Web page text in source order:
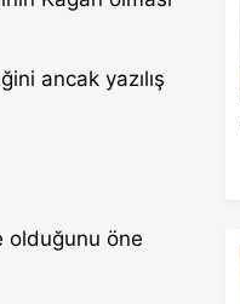
ancak yazılış
olduğunu öne